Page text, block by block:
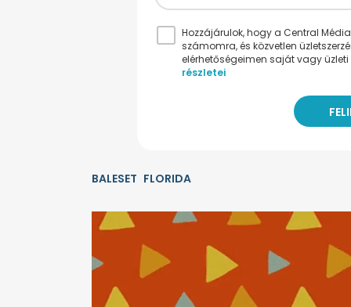
Hozzájárulok, hogy a Central
számomra, és közvetlen
elérhetőségeimen saját vagy
részletei
BALESET FLORIDA